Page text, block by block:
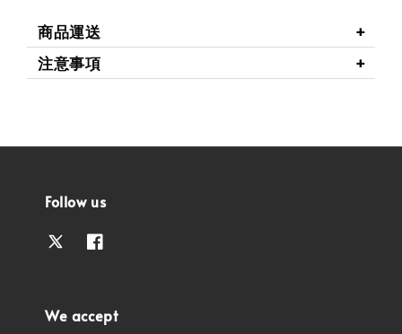
商品運送
注意事項
Follow us
We accept